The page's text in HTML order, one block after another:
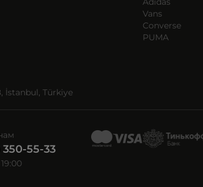
Vans
Converse
PUMA
İstanbul, Türkiye
350-55-33